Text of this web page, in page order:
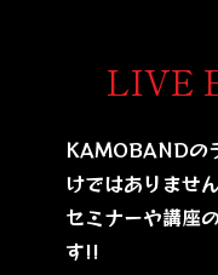
LIVE
KAMOBANDの
けではありません
セミナーや講座
す!!